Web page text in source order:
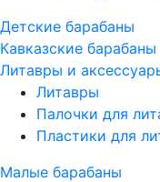
Детские барабаны
Кавказские барабаны
Литавры и
Литавры
Палочки для
Пластики для
Малые барабаны